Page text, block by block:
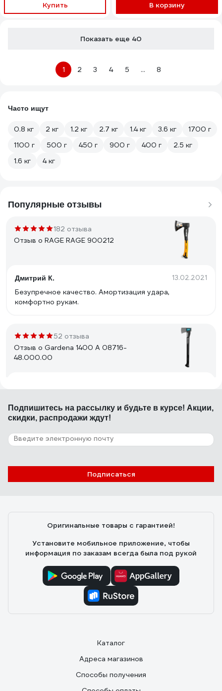
Купить В корзину
Показать еще 40
1 2 3 4 5 ... 8
Часто ищут
0.8 кг 2 кг 1.2 кг 2.7 кг 1.4 кг 3.6 кг
1700 г
1100 г
500 г 450 г 900 г 400 г
2.5 кг
1.6 кг
4 кг
Популярные отзывы
182 отзыва
Отзыв о RAGE RAGE 900212
Дмитрий К. 13.02.2021
Безупречное качество. Амортизация удара,
комфортно рукам.
52 отзыва
Отзыв о Gardena 1400 A 08716-
48.000.00
пластика хорошо амортизирует удары, благодаря
тефлоновому покрытию топор не застревает в
Отзыв о Fiskars X17 - M 1015641 (122463)
Подпишитесь на рассылку и будьте в курсе! Акции,
скидки, распродажи ждут!
Подписаться
Оригинальные товары с гарантией!
Установите мобильное приложение, чтобы
информация по заказам всегда была под рукой
Каталог
Адреса магазинов
Способы получения